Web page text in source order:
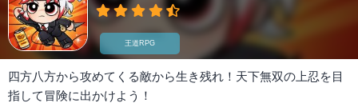
王道RPG
四方八方から攻めてくる敵から生き残れ！天下無双の上忍を目
指して冒険に出かけよう！